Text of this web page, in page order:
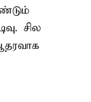
சில